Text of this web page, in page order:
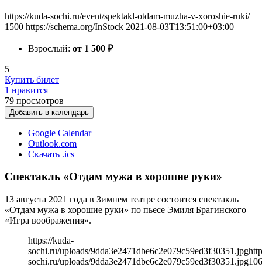
https://kuda-sochi.ru/event/spektakl-otdam-muzha-v-xoroshie-ruki/
1500 https://schema.org/InStock 2021-08-03T13:51:00+03:00
Взрослый: от 1 500 ₽
5+
Купить билет
1 нравится
79 просмотров
Добавить в календарь
Google Calendar
Outlook.com
Скачать .ics
Спектакль «Отдам мужа в хорошие руки»
13 августа 2021 года в Зимнем театре состоится спектакль
«Отдам мужа в хорошие руки» по пьесе Эмиля Брагинского
«Игра воображения».
https://kuda-
sochi.ru/uploads/9dda3e2471dbe6c2e079c59ed3f30351.jpg
sochi.ru/uploads/9dda3e2471dbe6c2e079c59ed3f30351.jpg